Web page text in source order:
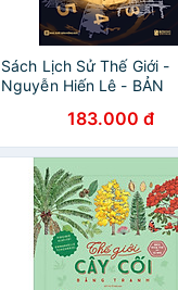
Sách Lịch Sử Thế Giới -
Nguyễn Hiến Lê - BẢN
183.000 đ